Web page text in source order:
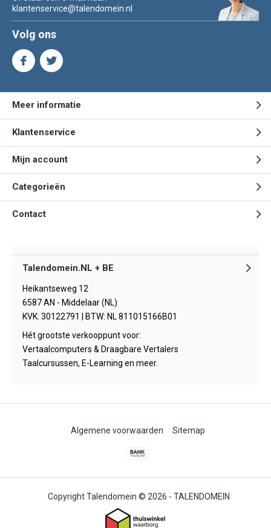
klantenservice@talendomein.nl
Volg ons
Meer informatie
Klantenservice
Mijn account
Categorieën
Contact
Talendomein.NL + BE
Heikantseweg 12
6587 AN - Middelaar (NL)
KVK: 30122791 | BTW: NL 811015166B01
Hét grootste verkooppunt voor:
Vertaalcomputers & Draagbare Vertalers
Taalcursussen, E-Learning en meer.
© 2026 - TALENDOMEIN
Algemene voorwaarden Sitemap